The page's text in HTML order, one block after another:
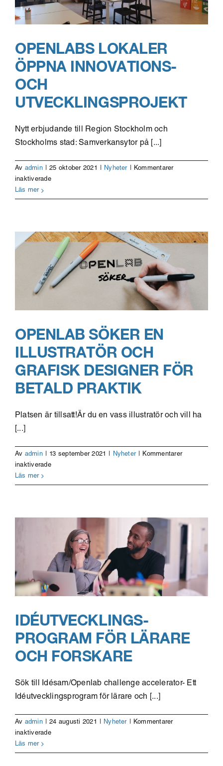
äldreomsorgen
OPENLABS LOKALER
ÖPPNA INNOVATIONS-
OCH
UTVECKLINGSPROJEKT
Nytt erbjudande till Region Stockholm och
Stockholms stad: Samverkansytor på [...]
Av admin | 25 oktober 2021 | Nyheter | Kommentarer
inaktiveradeför
lokaler
och
utvecklingsprojekt
Läs mer
OPENLAB SÖKER EN
ILLUSTRATÖR OCH
GRAFISK DESIGNER FÖR
BETALD PRAKTIK
Platsen är tillsatt!Är du en vass illustratör och vill ha
[...]
Av admin | 13 september 2021 | Nyheter | Kommentarer
inaktiveradeför
söker
och
grafisk
designer
för
betald
praktik
Läs mer
IDÉUTVECKLINGS-
PROGRAM FÖR LÄRARE
OCH FORSKARE
Sök till Idésam/Openlab challenge accelerator- Ett
Idéutvecklingsprogram för lärare och [...]
Av admin 24 augusti 2021 Nyheter
Kommentarer
inaktiveradeför
program
Läs mer